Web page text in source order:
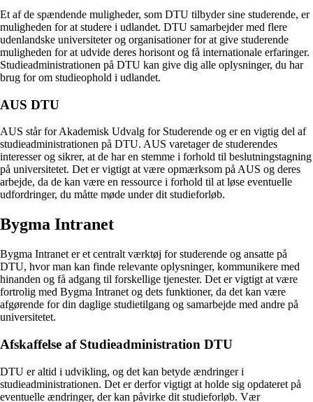
Et af de spændende muligheder, som DTU tilbyder sine studerende, er
muligheden for at studere i udlandet. DTU samarbejder med flere
udenlandske universiteter og organisationer for at give studerende
muligheden for at udvide deres horisont og få internationale erfaringer.
Studieadministrationen på DTU kan give dig alle oplysninger, du har
brug for om studieophold i udlandet.
AUS DTU
AUS står for Akademisk Udvalg for Studerende og er en vigtig del af
studieadministrationen på DTU. AUS varetager de studerendes
interesser og sikrer, at de har en stemme i forhold til beslutningstagning
på universitetet. Det er vigtigt at være opmærksom på AUS og deres
arbejde, da de kan være en ressource i forhold til at løse eventuelle
udfordringer, du måtte møde under dit studieforløb.
Bygma Intranet
Bygma Intranet er et centralt værktøj for studerende og ansatte på
DTU, hvor man kan finde relevante oplysninger, kommunikere med
hinanden og få adgang til forskellige tjenester. Det er vigtigt at være
fortrolig med Bygma Intranet og dets funktioner, da det kan være
afgørende for din daglige studietilgang og samarbejde med andre på
universitetet.
Afskaffelse af Studieadministration DTU
DTU er altid i udvikling, og det kan betyde ændringer i
studieadministrationen. Det er derfor vigtigt at holde sig opdateret på
eventuelle ændringer, der kan påvirke dit studieforløb. Vær